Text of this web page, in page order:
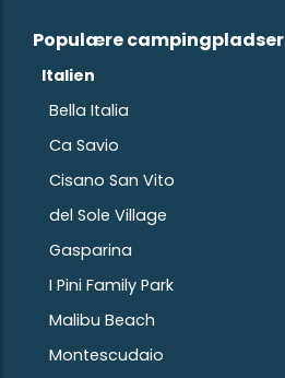
Populære campingpladser
Italien
Bella Italia
Ca Savio
Cisano San Vito
del Sole Village
Gasparina
I Pini Family Park
Malibu Beach
Montescudaio